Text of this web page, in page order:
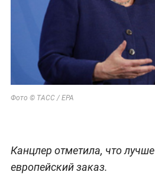
Фото © ТАСС / EPA
Канцлер отметила, что
европейский заказ.